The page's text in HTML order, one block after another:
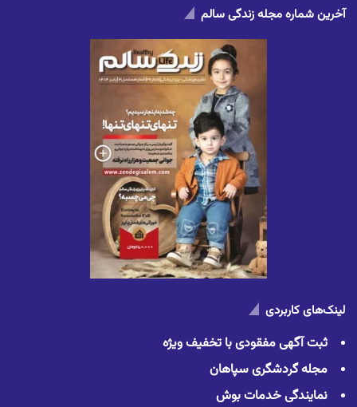
آخرین شماره مجله زندگی سالم
لینک‌های کاربردی
ثبت آگهی مفقودی با تخفیف ویژه
مجله گردشگری سپاهان
نمایندگی خدمات بوش